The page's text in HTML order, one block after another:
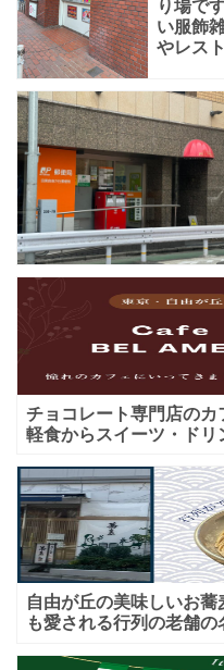
り場で
い服飾
やレス
チョコレート専門店のカ
軽食からスイーツ・ド
自由が丘の美味しいお
も愛される行列の老舗